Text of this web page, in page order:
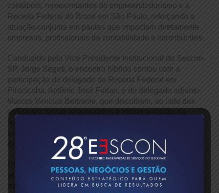
contábeis, representantes do empreendedorismo e a
Receita Federal do Brasil em São Paulo, reforçando a
atuação conjunta em pautas que impactam diretamente
empresas, profissionais da contabilidade e contribuintes.
Conduzido pelo Vice-Presidente Institucional do Sescon-
SP, Jorge Segeti, o encontro híbrido contou com a
participação do delegado da Receita Federal em
Piracicaba, Antônio José Furlan, e do delegado adjunto
Marcos Vinicius Beltrame, que discutiram, ao lado das
entidades, temas relacionados à implementação da
conformidade e demandas operacionais levadas
diariamente pelas empresas e escritórios contábeis.
Durante a reunião, foram debatidos pontos considerados
prioritários para o setor, como a necessidade de
modernização das regras de retenção na fonte, maior